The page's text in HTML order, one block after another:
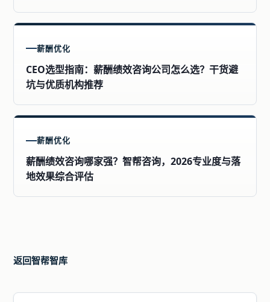
薪酬优化
CEO选型指南：薪酬绩效咨询公司怎么选？干货避
坑与优质机构推荐
薪酬优化
薪酬绩效咨询哪家强？智帮咨询，2026专业度与落
地效果综合评估
返回智帮智库